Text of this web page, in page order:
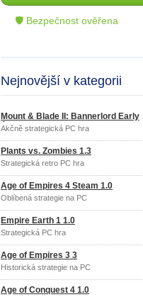
🛡 Bezpečnost ověřena
Nejnovější v kategorii
Mount & Blade II: Bannerlord Early
Access
Akčně strategická PC hra
Plants vs. Zombies 1.3
Strategická retro PC hra
Age of Empires 4 Steam 1.0
Oblíbená strategie na PC
Empire Earth 1 1.0
Strategická PC hra
Age of Empires 3 3
Historická strategie na PC
Age of Conquest 4 1.0